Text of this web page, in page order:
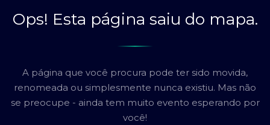
Ops! Esta página saiu do mapa.
A página que você procura pode ter sido movida,
renomeada ou simplesmente nunca existiu. Mas não
se preocupe - ainda tem muito evento esperando por
você!